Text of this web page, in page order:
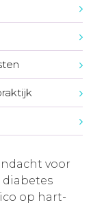
voor
op hart-